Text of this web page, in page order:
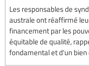
Les responsables de
australe ont réaffirmé
financement par les
équitable de qualité,
fondamental et d'un